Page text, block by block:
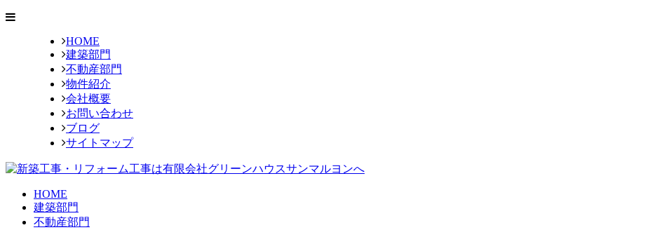
HOME
建築部門
不動産部門
物件紹介
会社概要
お問い合わせ
ブログ
サイトマップ
HOME
建築部門
不動産部門